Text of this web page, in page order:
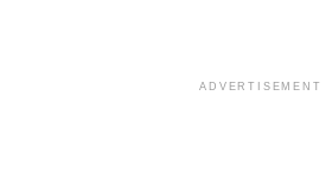
ADVERTISEMENT